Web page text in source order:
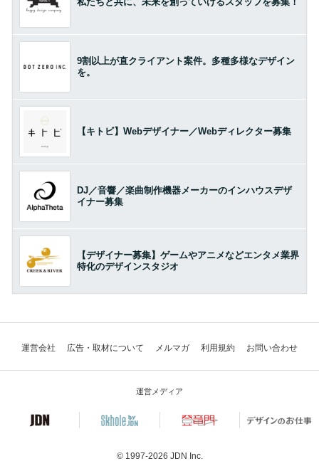
9割以上が直クライアント案件。多種多様なデザイン
を。
【キトビ】Webデザイナー／Webディレクター募集
DJ／音響／楽曲制作機器メーカーのインハウスデザ
イナー募集
【デザイナー募集】ゲームやアニメなどエンタメ業界
特化のデザインスタジオ
運営会社 広告・取材について メルマガ 利用規約 お問い合わせ
運営メディア
© 1997-2026 JDN Inc.